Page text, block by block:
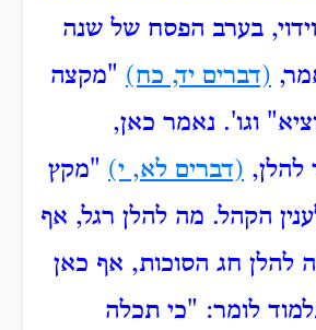
בערב הפסח של שנה
(דברים יד, כח) "מקצה
וגו'. נאמר כאן,
להלן, (דברים לא, י) "מקץ
הקהל. מה להלן רגל, אף
להלן חג הסוכות, אף כאן
לומר: "כי תכלה